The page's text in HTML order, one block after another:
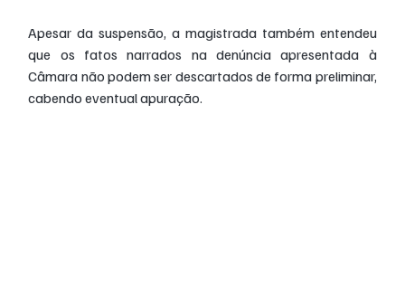
Apesar da suspensão, a magistrada também entendeu
que os fatos narrados na denúncia apresentada à
Câmara não podem ser descartados de forma preliminar,
cabendo eventual apuração.